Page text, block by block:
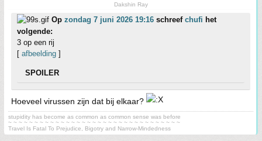
Dakshin Ray
Op zondag 7 juni 2026 19:16 schreef chufi het
volgende:
3 op een rij
[ afbeelding ]
SPOILER
Hoeveel virussen zijn dat bij elkaar?
stupidity has become as common as common sense was before
~ ~ ~ ~ ~ ~ ~ ~ ~ ~ ~ ~ ~ ~ ~ ~ ~ ~ ~ ~ ~ ~ ~ ~ ~ ~ ~ ~ ~ ~ ~ ~ ~
Travel Is Fatal To Prejudice, Bigotry and Narrow-Mindedness